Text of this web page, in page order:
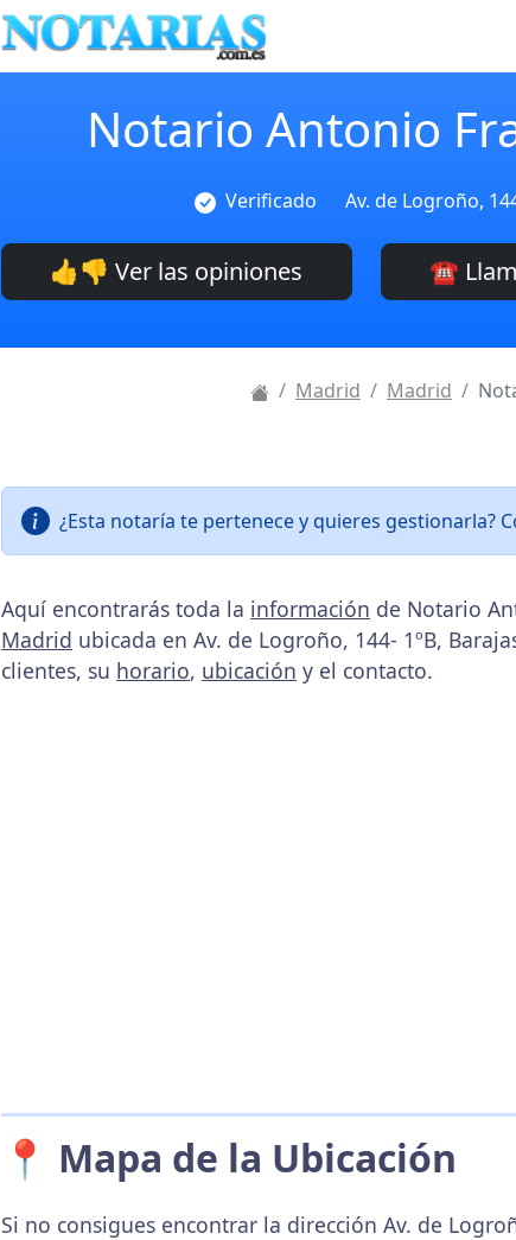
Notario Antonio
Verificado Av. de Logroño,
👍👎 Ver las opiniones ☎️
Madrid Madrid
¿Esta notaría te pertenece y quieres gestionarla?
Aquí encontrarás toda la información de Notario
Madrid ubicada en Av. de Logroño, 144- 1ºB,
clientes, su horario, ubicación y el contacto.
📍 Mapa de la Ubicación
Si no consigues encontrar la dirección Av. de